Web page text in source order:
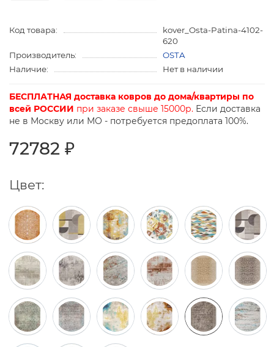
Код товара:
kover_Osta-Patina-4102-
620
Производитель:
OSTA
Наличие:
Нет в наличии
БЕСПЛАТНАЯ доставка ковров до дома/квартиры по
всей РОССИИ при заказе свыше 15000р. Если доставка
не в Москву или МО - потребуется предоплата 100%.
72782 ₽
Цвет: